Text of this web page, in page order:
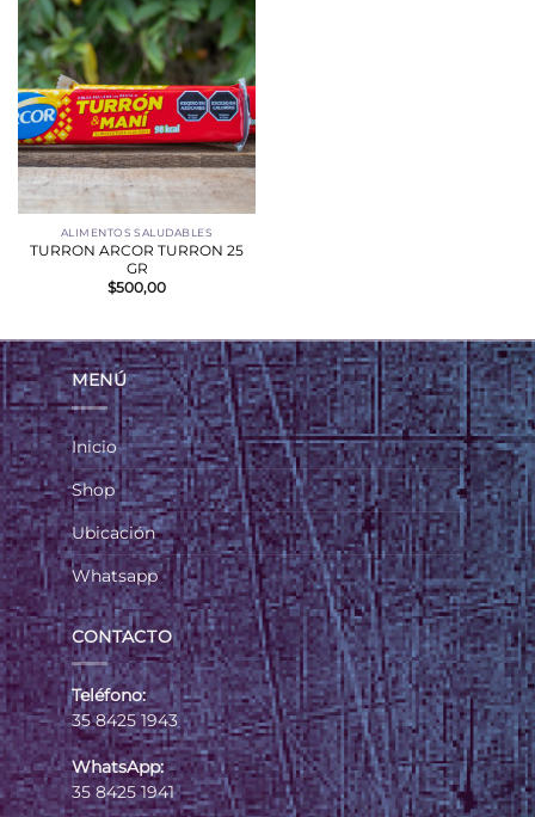
ALIMENTOS SALUDABLES
TURRON ARCOR TURRON 25
GR
$500,00
MENÚ
Inicio
Shop
Ubicación
Whatsapp
CONTACTO
Teléfono:
35 8425 1943
WhatsApp:
35 8425 1941